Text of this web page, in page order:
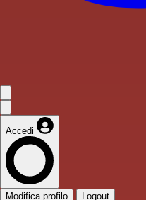
Accedi
Modifica profilo Logout